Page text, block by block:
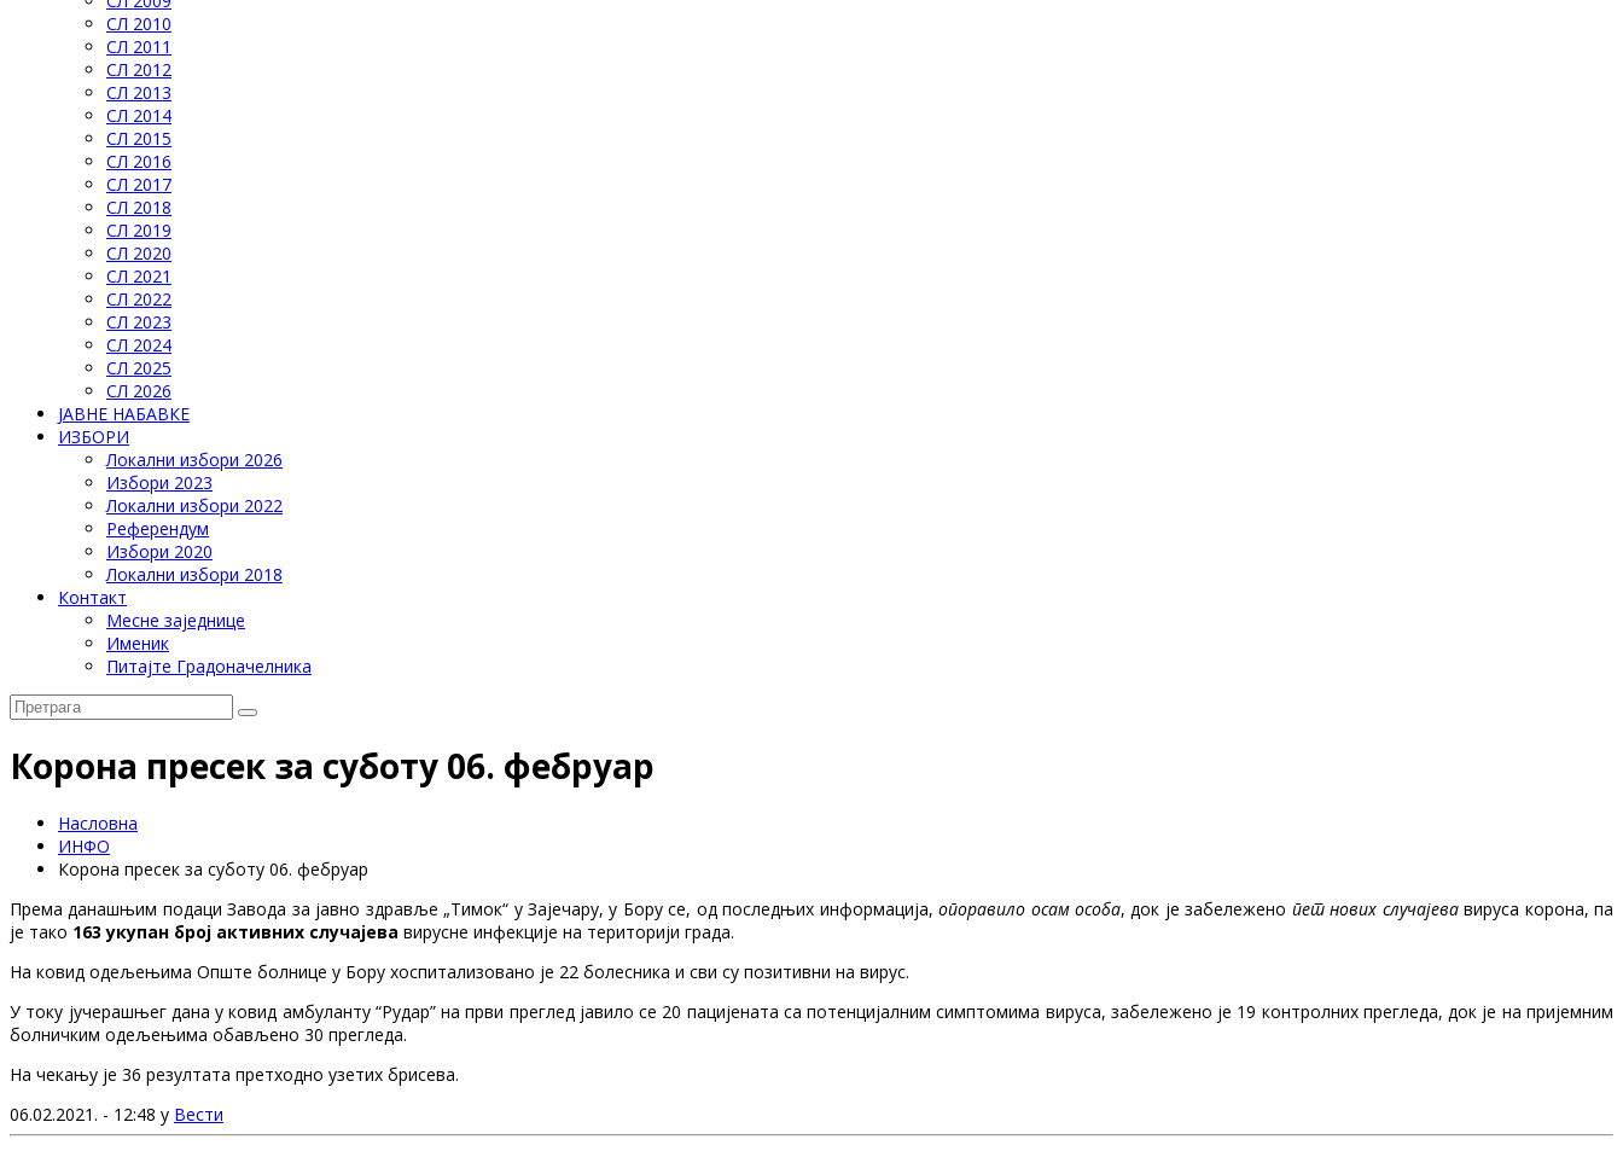
СЛ 2010
СЛ 2011
СЛ 2012
СЛ 2013
СЛ 2014
СЛ 2015
СЛ 2016
СЛ 2017
СЛ 2018
СЛ 2019
СЛ 2020
СЛ 2021
СЛ 2022
СЛ 2023
СЛ 2024
СЛ 2025
СЛ 2026
ЈАВНЕ НАБАВКЕ
ИЗБОРИ
Локални избори 2026
Избори 2023
Локални избори 2022
Референдум
Избори 2020
Локални избори 2018
Контакт
Месне заједнице
Именик
Питајте Градоначелника
Корона пресек за суботу 06. фебруар
Насловна
ИНФО
Корона пресек за суботу 06. фебруар
Према данашњим подаци Завода за јавно здравље „Тимок“ у Зајечару, у Бору се, од последњих информација,опоравило осам особа, док је забележено пет нових случајевавируса корона, па
је тако 163 укупан број активних случајева вирусне инфекције на територији града.
На ковид одељењима Опште болнице у Бору хоспитализовано је 22 болесника и сви су позитивни на вирус.
У току јучерашњег дана у ковид амбуланту “Рудар” на први преглед јавило се 20 пацијената са потенцијалним симптомима вируса, забележено је 19 контролних прегледа, док је на пријемним
болничким одељењима обављено 30 прегледа.
На чекању је 36 резултата претходно узетих брисева.
06.02.2021. - 12:48 у Вести